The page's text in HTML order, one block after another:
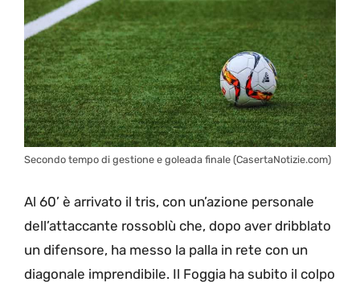
Secondo tempo di gestione e goleada finale (CasertaNotizie.com)
Al 60’ è arrivato il tris, con un’azione personale
dell’attaccante rossoblù che, dopo aver dribblato
un difensore, ha messo la palla in rete con un
diagonale imprendibile. Il Foggia ha subito il colpo